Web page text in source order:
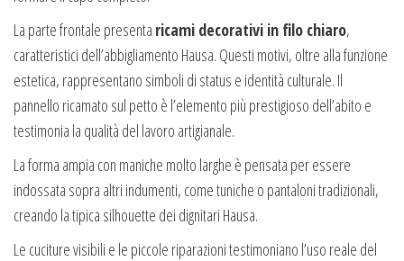
La parte frontale presenta ricami decorativi in filo chiaro,
caratteristici dell’abbigliamento Hausa. Questi motivi, oltre alla funzione
estetica, rappresentano simboli di status e identità culturale. Il
pannello ricamato sul petto è l’elemento più prestigioso dell’abito e
testimonia la qualità del lavoro artigianale.
La forma ampia con maniche molto larghe è pensata per essere
indossata sopra altri indumenti, come tuniche o pantaloni tradizionali,
creando la tipica silhouette dei dignitari Hausa.
Le cuciture visibili e le piccole riparazioni testimoniano l’uso reale del